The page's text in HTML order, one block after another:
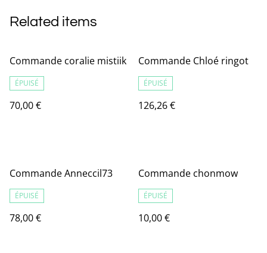
Related items
Commande coralie mistiik
ÉPUISÉ
70,00 €
Commande Chloé ringot
ÉPUISÉ
126,26 €
Commande Anneccil73
ÉPUISÉ
78,00 €
Commande chonmow
ÉPUISÉ
10,00 €